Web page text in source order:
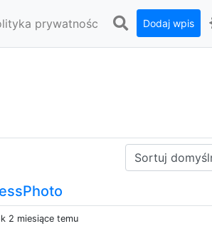
prywatnośc Dodaj wpis
Sortuj:
2 miesiące temu